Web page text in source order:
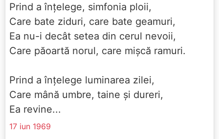
Prind a înțelege, simfonia ploii,
Care bate ziduri, care bate geamuri,
Ea nu-i decât setea din cerul nevoii,
Care păoartă norul, care mișcă ramuri.
Prind a înțelege luminarea zilei,
Care mână umbre, taine și dureri,
Ea revine...
17 iun 1969